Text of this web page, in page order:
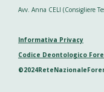
Avv. Anna CELI (Consigliere
Informativa Privacy
Codice Deontologico